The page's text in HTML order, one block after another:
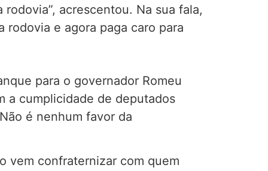
acrescentou. Na sua fala,
rodovia e agora paga caro para
para o governador Romeu
a cumplicidade de deputados
é nenhum favor da
vem confraternizar com quem